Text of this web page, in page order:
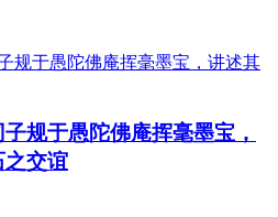
规于愚陀佛庵挥毫墨宝，
之交谊